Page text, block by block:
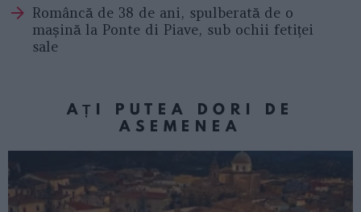
Româncă de 38 de ani, spulberată de o
mașină la Ponte di Piave, sub ochii fetiței
sale
AȚI PUTEA DORI DE
ASEMENEA